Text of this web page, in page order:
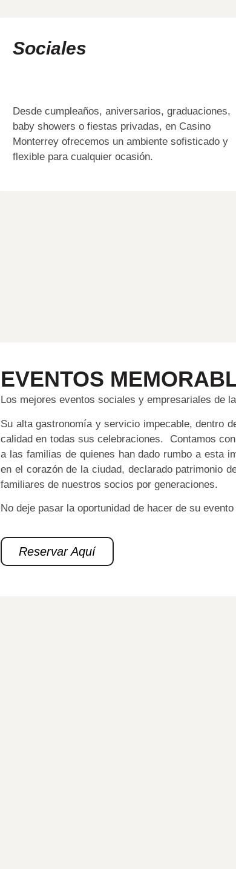
Sociales
Desde cumpleaños, aniversarios, graduaciones,
baby showers o fiestas privadas, en Casino
Monterrey ofrecemos un ambiente sofisticado y
flexible para cualquier ocasión.
EVENTOS
Los mejores eventos sociales y empresariales de
Su alta gastronomía y servicio impecable, dentro
calidad en todas sus celebraciones. Contamos
a las familias de quienes han dado rumbo a esta
en el corazón de la ciudad, declarado patrimonio
familiares de nuestros socios por generaciones.
No deje pasar la oportunidad de hacer de su
Reservar Aquí